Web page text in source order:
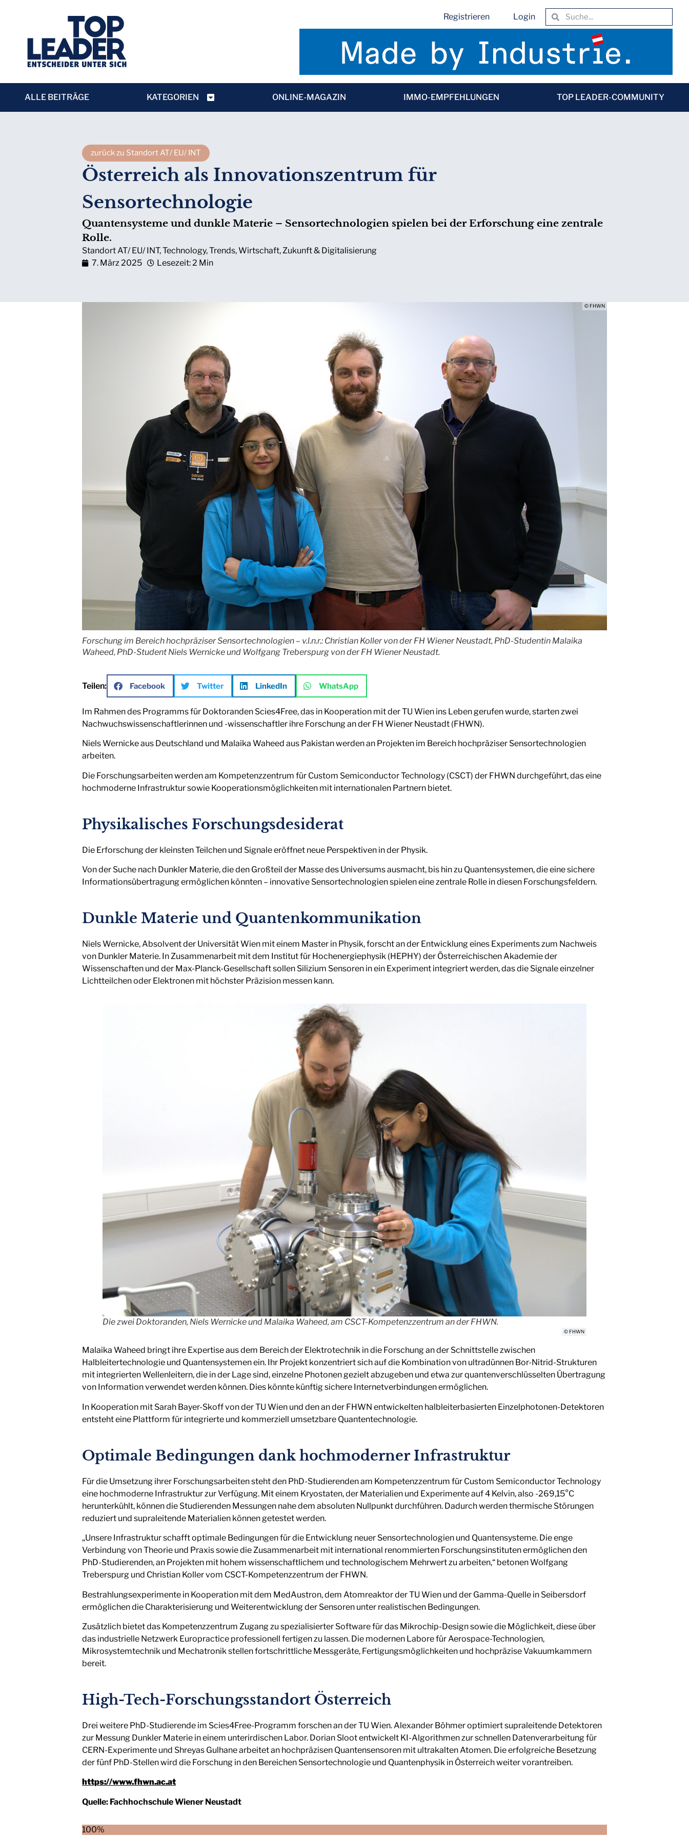
Registrieren Login
ALLE BEITRÄGE KATEGORIEN ONLINE-MAGAZIN IMMO-EMPFEHLUNGEN TOP LEADER-COMMUNITY
zurück zu Standort AT/ EU/ INT
Österreich als Innovationszentrum für
Sensortechnologie
Quantensysteme und dunkle Materie – Sensortechnologien spielen bei der Erforschung eine zentrale
Rolle.
Standort AT/ EU/ INT,Technology,Trends,Wirtschaft,Zukunft & Digitalisierung
7. März 2025
Lesezeit: 2 Min
© FHWN
Forschung im Bereich hochpräziser Sensortechnologien – v.l.n.r.: Christian Koller von der FH Wiener Neustadt, PhD-Studentin Malaika
Waheed, PhD-Student Niels Wernicke und Wolfgang Treberspurg von der FH Wiener Neustadt.
Teilen: Facebook Twitter LinkedIn WhatsApp
Im Rahmen des Programms für Doktoranden Scies4Free, das in Kooperation mit der TU Wien ins Leben gerufen wurde, starten zwei
Nachwuchswissenschaftlerinnen und -wissenschaftler ihre Forschung an der FH Wiener Neustadt (FHWN).
Niels Wernicke aus Deutschland und Malaika Waheed aus Pakistan werden an Projekten im Bereich hochpräziser Sensortechnologien
arbeiten.
Die Forschungsarbeiten werden am Kompetenzzentrum für Custom Semiconductor Technology (CSCT) der FHWN durchgeführt, das eine
hochmoderne Infrastruktur sowie Kooperationsmöglichkeiten mit internationalen Partnern bietet.
Physikalisches Forschungsdesiderat
Die Erforschung der kleinsten Teilchen und Signale eröffnet neue Perspektiven in der Physik.
Von der Suche nach Dunkler Materie, die den Großteil der Masse des Universums ausmacht, bis hin zu Quantensystemen, die eine sichere
Informationsübertragung ermöglichen könnten – innovative Sensortechnologien spielen eine zentrale Rolle in diesen Forschungsfeldern.
Dunkle Materie und Quantenkommunikation
Niels Wernicke, Absolvent der Universität Wien mit einem Master in Physik, forscht an der Entwicklung eines Experiments zum Nachweis
von Dunkler Materie. In Zusammenarbeit mit dem Institut für Hochenergiephysik (HEPHY) der Österreichischen Akademie der
Wissenschaften und der Max-Planck-Gesellschaft sollen Silizium Sensoren in ein Experiment integriert werden, das die Signale einzelner
Lichtteilchen oder Elektronen mit höchster Präzision messen kann.
Die zwei Doktoranden, Niels Wernicke und Malaika Waheed, am CSCT-Kompetenzzentrum an der FHWN.
© FHWN
Malaika Waheed bringt ihre Expertise aus dem Bereich der Elektrotechnik in die Forschung an der Schnittstelle zwischen
Halbleitertechnologie und Quantensystemen ein. Ihr Projekt konzentriert sich auf die Kombination von ultradünnen Bor-Nitrid-Strukturen
mit integrierten Wellenleitern, die in der Lage sind, einzelne Photonen gezielt abzugeben und etwa zur quantenverschlüsselten Übertragung
von Information verwendet werden können. Dies könnte künftig sichere Internetverbindungen ermöglichen.
In Kooperation mit Sarah Bayer-Skoff von der TU Wien und den an der FHWN entwickelten halbleiterbasierten Einzelphotonen-Detektoren
entsteht eine Plattform für integrierte und kommerziell umsetzbare Quantentechnologie.
Optimale Bedingungen dank hochmoderner Infrastruktur
Für die Umsetzung ihrer Forschungsarbeiten steht den PhD-Studierenden am Kompetenzzentrum für Custom Semiconductor Technology
eine hochmoderne Infrastruktur zur Verfügung. Mit einem Kryostaten, der Materialien und Experimente auf 4 Kelvin, also -269,15°C
herunterkühlt, können die Studierenden Messungen nahe dem absoluten Nullpunkt durchführen. Dadurch werden thermische Störungen
reduziert und supraleitende Materialien können getestet werden.
„Unsere Infrastruktur schafft optimale Bedingungen für die Entwicklung neuer Sensortechnologien und Quantensysteme. Die enge
Verbindung von Theorie und Praxis sowie die Zusammenarbeit mit international renommierten Forschungsinstituten ermöglichen den
PhD-Studierenden, an Projekten mit hohem wissenschaftlichem und technologischem Mehrwert zu arbeiten,“ betonen Wolfgang
Treberspurg und Christian Koller vom CSCT-Kompetenzzentrum der FHWN.
Bestrahlungsexperimente in Kooperation mit dem MedAustron, dem Atomreaktor der TU Wien und der Gamma-Quelle in Seibersdorf
ermöglichen die Charakterisierung und Weiterentwicklung der Sensoren unter realistischen Bedingungen.
Zusätzlich bietet das Kompetenzzentrum Zugang zu spezialisierter Software für das Mikrochip-Design sowie die Möglichkeit, diese über
das industrielle Netzwerk Europractice professionell fertigen zu lassen. Die modernen Labore für Aerospace-Technologien,
Mikrosystemtechnik und Mechatronik stellen fortschrittliche Messgeräte, Fertigungsmöglichkeiten und hochpräzise Vakuumkammern
bereit.
High-Tech-Forschungsstandort Österreich
Drei weitere PhD-Studierende im Scies4Free-Programm forschen an der TU Wien. Alexander Böhmer optimiert supraleitende Detektoren
zur Messung Dunkler Materie in einem unterirdischen Labor. Dorian Sloot entwickelt KI-Algorithmen zur schnellen Datenverarbeitung für
CERN-Experimente und Shreyas Gulhane arbeitet an hochpräzisen Quantensensoren mit ultrakalten Atomen. Die erfolgreiche Besetzung
der fünf PhD-Stellen wird die Forschung in den Bereichen Sensortechnologie und Quantenphysik in Österreich weiter vorantreiben.
https://www.fhwn.ac.at
Quelle: Fachhochschule Wiener Neustadt
100%